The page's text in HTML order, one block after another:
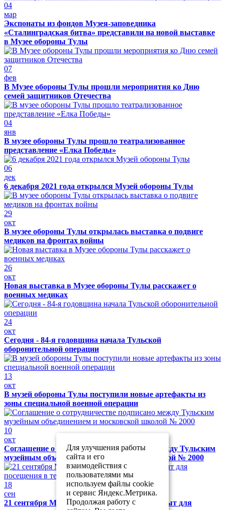
04
мар
Экспонаты из фондов Музея-заповедника
«Сталинградская битва» представили на новой выставке
в Музее обороны Тулы
07
фев
В Музее обороны Тулы прошли мероприятия ко Дню
семей защитников Отечества
04
янв
В музее обороны Тулы прошло театрализованное
представление «Елка Победы»
06
дек
6 декабря 2021 года открылся Музей обороны Тулы
29
окт
В музее обороны Тулы открылась выставка о подвиге
медиков на фронтах войны
26
окт
Новая выставка в Музее обороны Тулы расскажет о
военных медиках
24
окт
Сегодня - 84-я годовщина начала Тульской
оборонительной операции
13
окт
В музей обороны Тулы поступили новые артефакты из
зоны специальной военной операции
10
окт
Соглашение о сотрудничестве подписано между Тульским
музейным объединением и московской школой № 2000
18
сен
21 сентября Музей обороны Тулы будет закрыт для
Для улучшения работы
сайта и его
взаимодействия с
пользователями мы
используем файлы cookie
и сервис Яндекс.Метрика.
Продолжая работу с